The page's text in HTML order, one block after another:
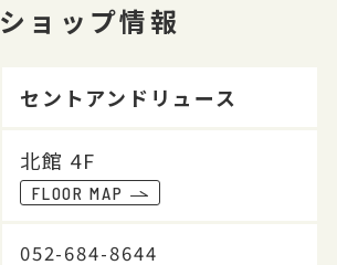
ショップ情報
セントアンドリュース
北館 4F
FLOOR MAP
052-684-8644